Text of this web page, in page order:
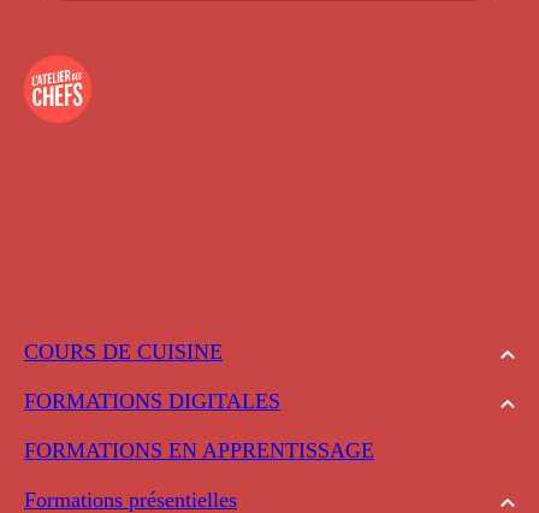
COURS DE CUISINE
FORMATIONS DIGITALES
FORMATIONS EN APPRENTISSAGE
Formations présentielles